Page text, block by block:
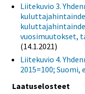
Liitekuvio 3.
vuosimuutokset,
(14.1.2021)
Liitekuvio 4.
2015=100; Suomi,
Laatuselosteet